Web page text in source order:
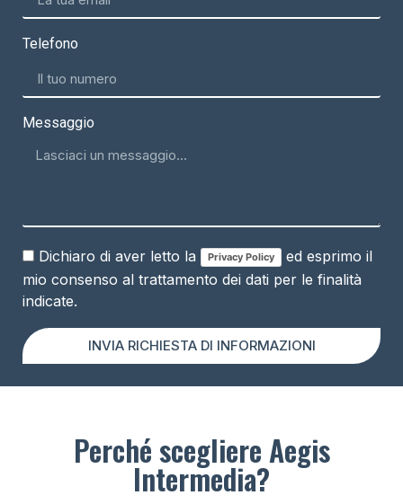
Telefono
Messaggio
Dichiaro di aver letto la Privacy Policy
ed esprimo il
mio consenso al trattamento dei dati per le finalità
indicate.
INVIA RICHIESTA DI INFORMAZIONI
Perché scegliere Aegis
Intermedia?